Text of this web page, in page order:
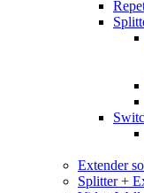
Extender
Splitter +